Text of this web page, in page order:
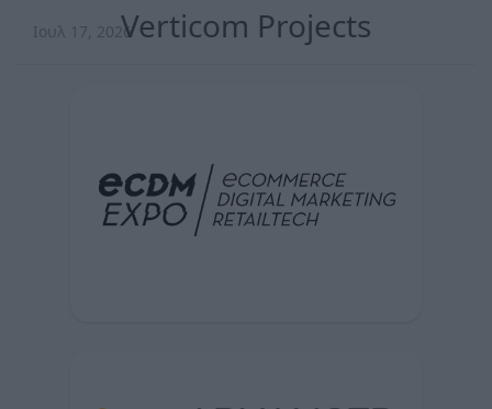
Ιουλ 17, 2026Verticom Projects